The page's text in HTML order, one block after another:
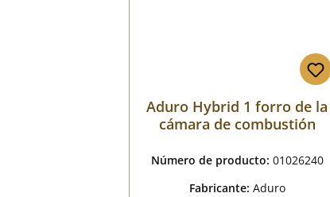
Aduro Hybrid 1 forro de la
cámara de combustión
Número de producto: 01026240
Fabricante: Aduro